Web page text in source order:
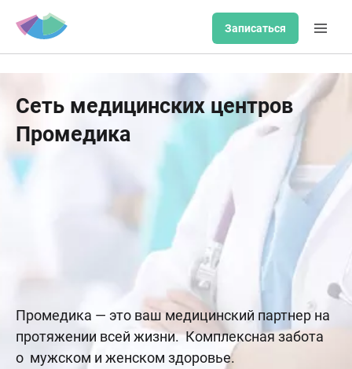
Записаться
Сеть медицинских центров
Промедика
Промедика — это ваш медицинский партнер на
протяжении всей жизни. Комплексная забота
о мужском и женском здоровье.